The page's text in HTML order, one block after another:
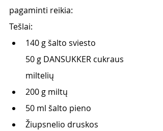
pagaminti reikia:
Tešlai:
140 g šalto sviesto
50 g DANSUKKER cukraus
miltelių
200 g miltų
50 ml šalto pieno
Žiupsnelio druskos